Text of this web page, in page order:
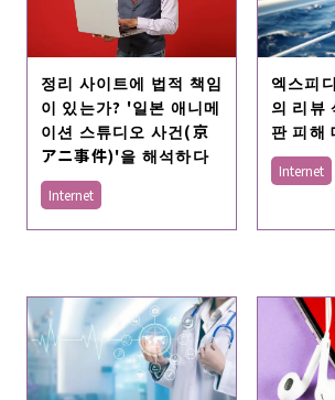
정리 사이트에 법적 책임
이 있는가? '일본 애니메
이션 스튜디오 사건(京
アニ事件)'을 해석하다
Internet
엑스피
의 리뷰
판 피해
Internet